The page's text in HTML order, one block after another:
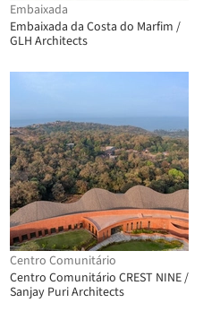
Embaixada
Embaixada da Costa do Marfim /
GLH Architects
Centro Comunitário
Centro Comunitário CREST NINE /
Sanjay Puri Architects